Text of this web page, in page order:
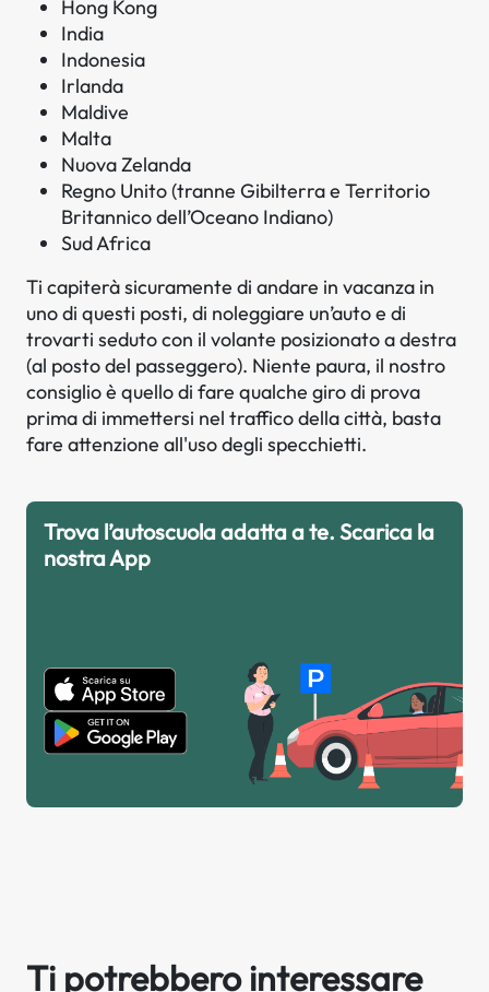
Hong Kong
India
Indonesia
Irlanda
Maldive
Malta
Nuova Zelanda
Regno Unito (tranne Gibilterra e Territorio
Britannico dell’Oceano Indiano)
Sud Africa
Ti capiterà sicuramente di andare in vacanza in
uno di questi posti, di noleggiare un’auto e di
trovarti seduto con il volante posizionato a destra
(al posto del passeggero). Niente paura, il nostro
consiglio è quello di fare qualche giro di prova
prima di immettersi nel traffico della città, basta
fare attenzione all'uso degli specchietti.
Trova l’autoscuola adatta a te. Scarica la
nostra App
Ti potrebbero interessare